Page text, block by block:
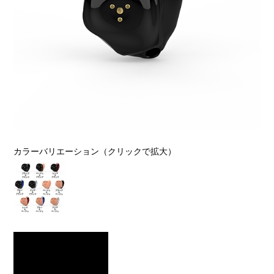
カラーバリエーション（クリックで拡大）